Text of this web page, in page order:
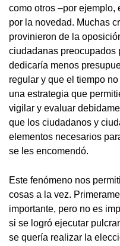
como otros –por ejemplo,
por la novedad. Muchas
provinieron de la
ciudadanas preocupados
dedicaría menos
regular y que el tiempo
una estrategia que
vigilar y evaluar
que los ciudadanos y
elementos necesarios
se les encomendó.
Este fenómeno nos
cosas a la vez.
importante, pero no es
si se logró ejecutar
se quería realizar la